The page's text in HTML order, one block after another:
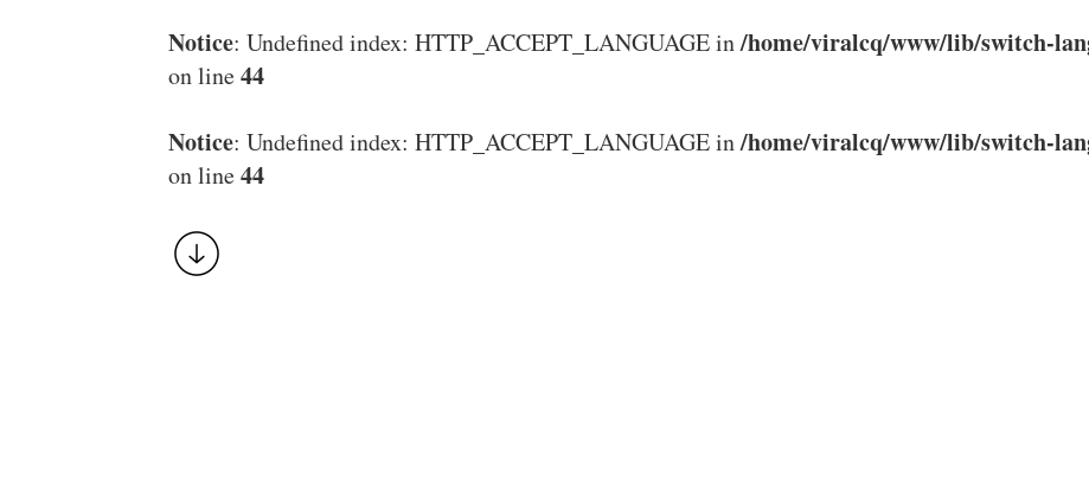
Notice: Undefined index: HTTP_ACCEPT_LANGUAGE in/home/viralcq/www/lib/switch-
on line44
Notice: Undefined index: HTTP_ACCEPT_LANGUAGE in/home/viralcq/www/lib/switch-
on line44